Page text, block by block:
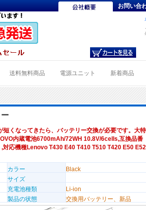
お問い合
送料無料商品 電源ユニット 新着商品
くなってきたら、バッテリー交換が必要です。大特
内蔵電池6700mAh/72WH 10.8V/6cells,互換品番
応機種Lenovo T430 E40 T410 T510 T420 E50
カラー
Black
サイズ
充電池種類
Li-ion
製品の状態 交換用バッテリー、新品